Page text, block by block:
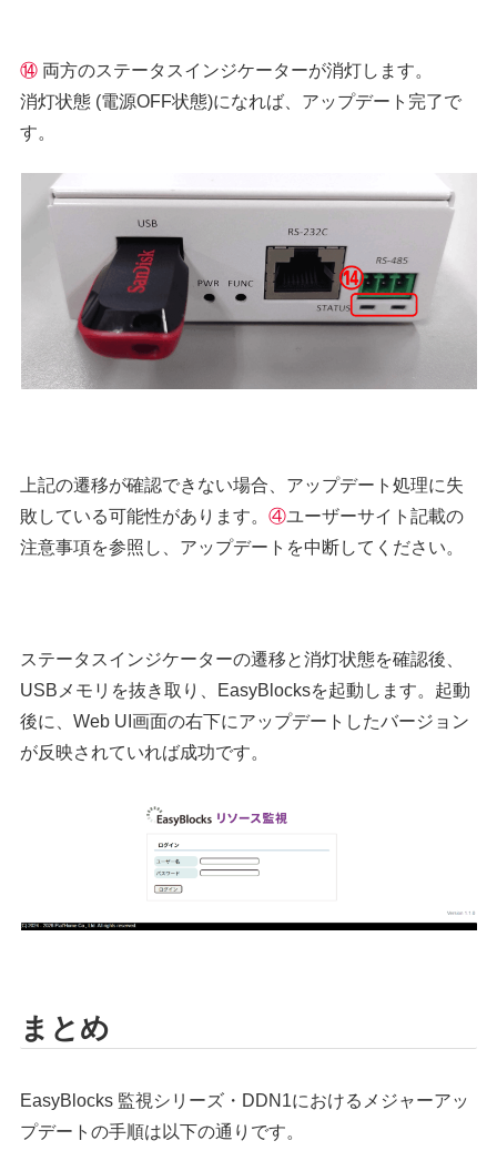
⑭ 両方のステータスインジケーターが消灯します。
消灯状態 (電源OFF状態)になれば、アップデート完了で
す。
上記の遷移が確認できない場合、アップデート処理に失
敗している可能性があります。④ユーザーサイト記載の
注意事項を参照し、アップデートを中断してください。
ステータスインジケーターの遷移と消灯状態を確認後、
USBメモリを抜き取り、EasyBlocksを起動します。起動
後に、Web UI画面の右下にアップデートしたバージョン
が反映されていれば成功です。
まとめ
EasyBlocks 監視シリーズ・DDN1におけるメジャーアッ
プデートの手順は以下の通りです。